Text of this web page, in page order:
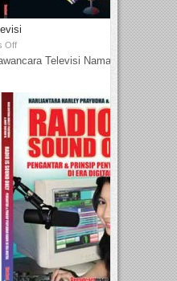
Off
Televisi Nama